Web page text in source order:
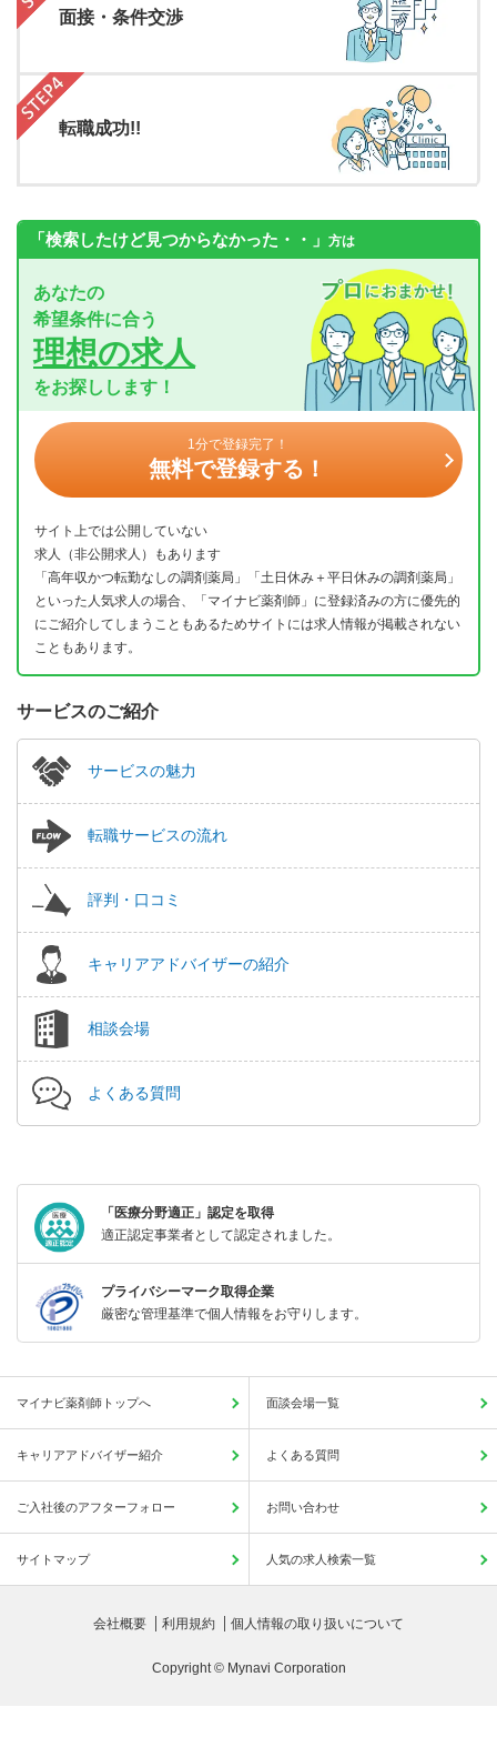
面接・条件交渉
転職成功!!
「検索したけど見つからなかった・・」 方は
あなたの
希望条件に合う
理想の求人
をお探しします！
1分で登録完了！
無料で登録する！
サイト上では公開していない
求人（非公開求人）もあります
「高年収かつ転勤なしの調剤薬局」「土日休み＋平日休みの調剤薬局」
といった人気求人の場合、「マイナビ薬剤師」に登録済みの方に優先的
にご紹介してしまうこともあるためサイトには求人情報が掲載されない
こともあります。
サービスのご紹介
サービスの魅力
転職サービスの流れ
評判・口コミ
キャリアアドバイザーの紹介
相談会場
よくある質問
「医療分野適正」認定を取得
適正認定事業者として認定されました。
プライバシーマーク取得企業
厳密な管理基準で個人情報をお守りします。
マイナビ薬剤師トップへ 面談会場一覧
キャリアアドバイザー紹介 よくある質問
ご入社後のアフターフォロー お問い合わせ
サイトマップ 人気の求人検索一覧
会社概要 利用規約 個人情報の取り扱いについて
Copyright © Mynavi Corporation